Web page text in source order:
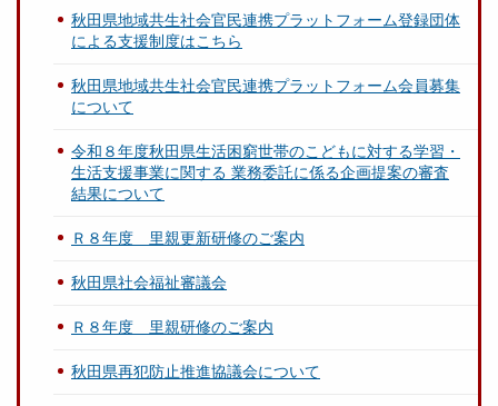
秋田県地域共生社会官民連携プラットフォーム登録団体
による支援制度はこちら
秋田県地域共生社会官民連携プラットフォーム会員募集
について
令和８年度秋田県生活困窮世帯のこどもに対する学習・
生活支援事業に関する 業務委託に係る企画提案の審査
結果について
Ｒ８年度 里親更新研修のご案内
秋田県社会福祉審議会
Ｒ８年度 里親研修のご案内
秋田県再犯防止推進協議会について